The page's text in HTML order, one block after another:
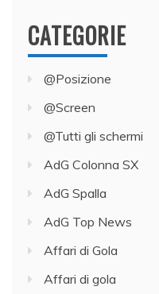
CATEGORIE
@Posizione
@Screen
@Tutti gli schermi
AdG Colonna SX
AdG Spalla
AdG Top News
Affari di Gola
Affari di gola